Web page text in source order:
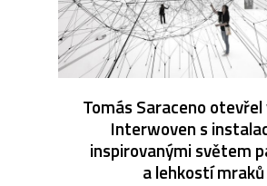
Tomás Saraceno
Interwoven s
inspirovanými světem
a lehkostí mraků